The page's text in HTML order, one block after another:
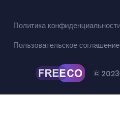
©
Политика
Пользовательское соглашение